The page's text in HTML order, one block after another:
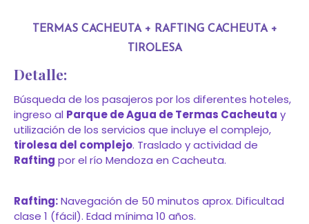
TERMAS CACHEUTA + RAFTING CACHEUTA +
TIROLESA
Detalle:
Búsqueda de los pasajeros por los diferentes hoteles,
ingreso al Parque de Agua de Termas Cacheuta y
utilización de los servicios que incluye el complejo,
tirolesa del complejo. Traslado y actividad de
Rafting por el río Mendoza en Cacheuta.
Rafting:Navegación de 50 minutos aprox. Dificultad
clase 1 (fácil). Edad mínima 10 años.